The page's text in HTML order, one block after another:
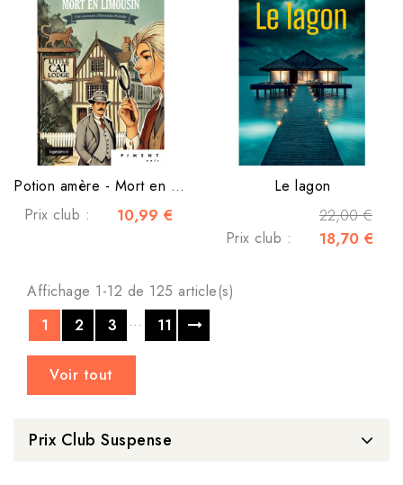
Potion amère - Mort en Limousin
Prix club :
10,99 €
Le lagon
22,00 €
Prix club : 18,70 €
Affichage 1-12 de 125 article(s)
1
2 3 … 11
Voir tout
Prix Club Suspense